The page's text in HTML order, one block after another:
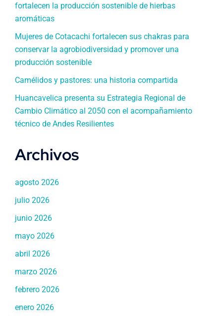
fortalecen la producción sostenible de hierbas
aromáticas
Mujeres de Cotacachi fortalecen sus chakras para
conservar la agrobiodiversidad y promover una
producción sostenible
Camélidos y pastores: una historia compartida
Huancavelica presenta su Estrategia Regional de
Cambio Climático al 2050 con el acompañamiento
técnico de Andes Resilientes
Archivos
agosto 2026
julio 2026
junio 2026
mayo 2026
abril 2026
marzo 2026
febrero 2026
enero 2026